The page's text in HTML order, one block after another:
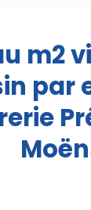
m2
par